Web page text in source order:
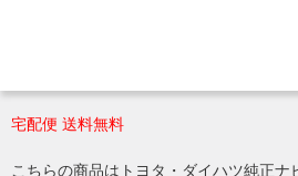
宅配便 送料無料
こちらの商品はトヨタ・ダイハツ純正ナ